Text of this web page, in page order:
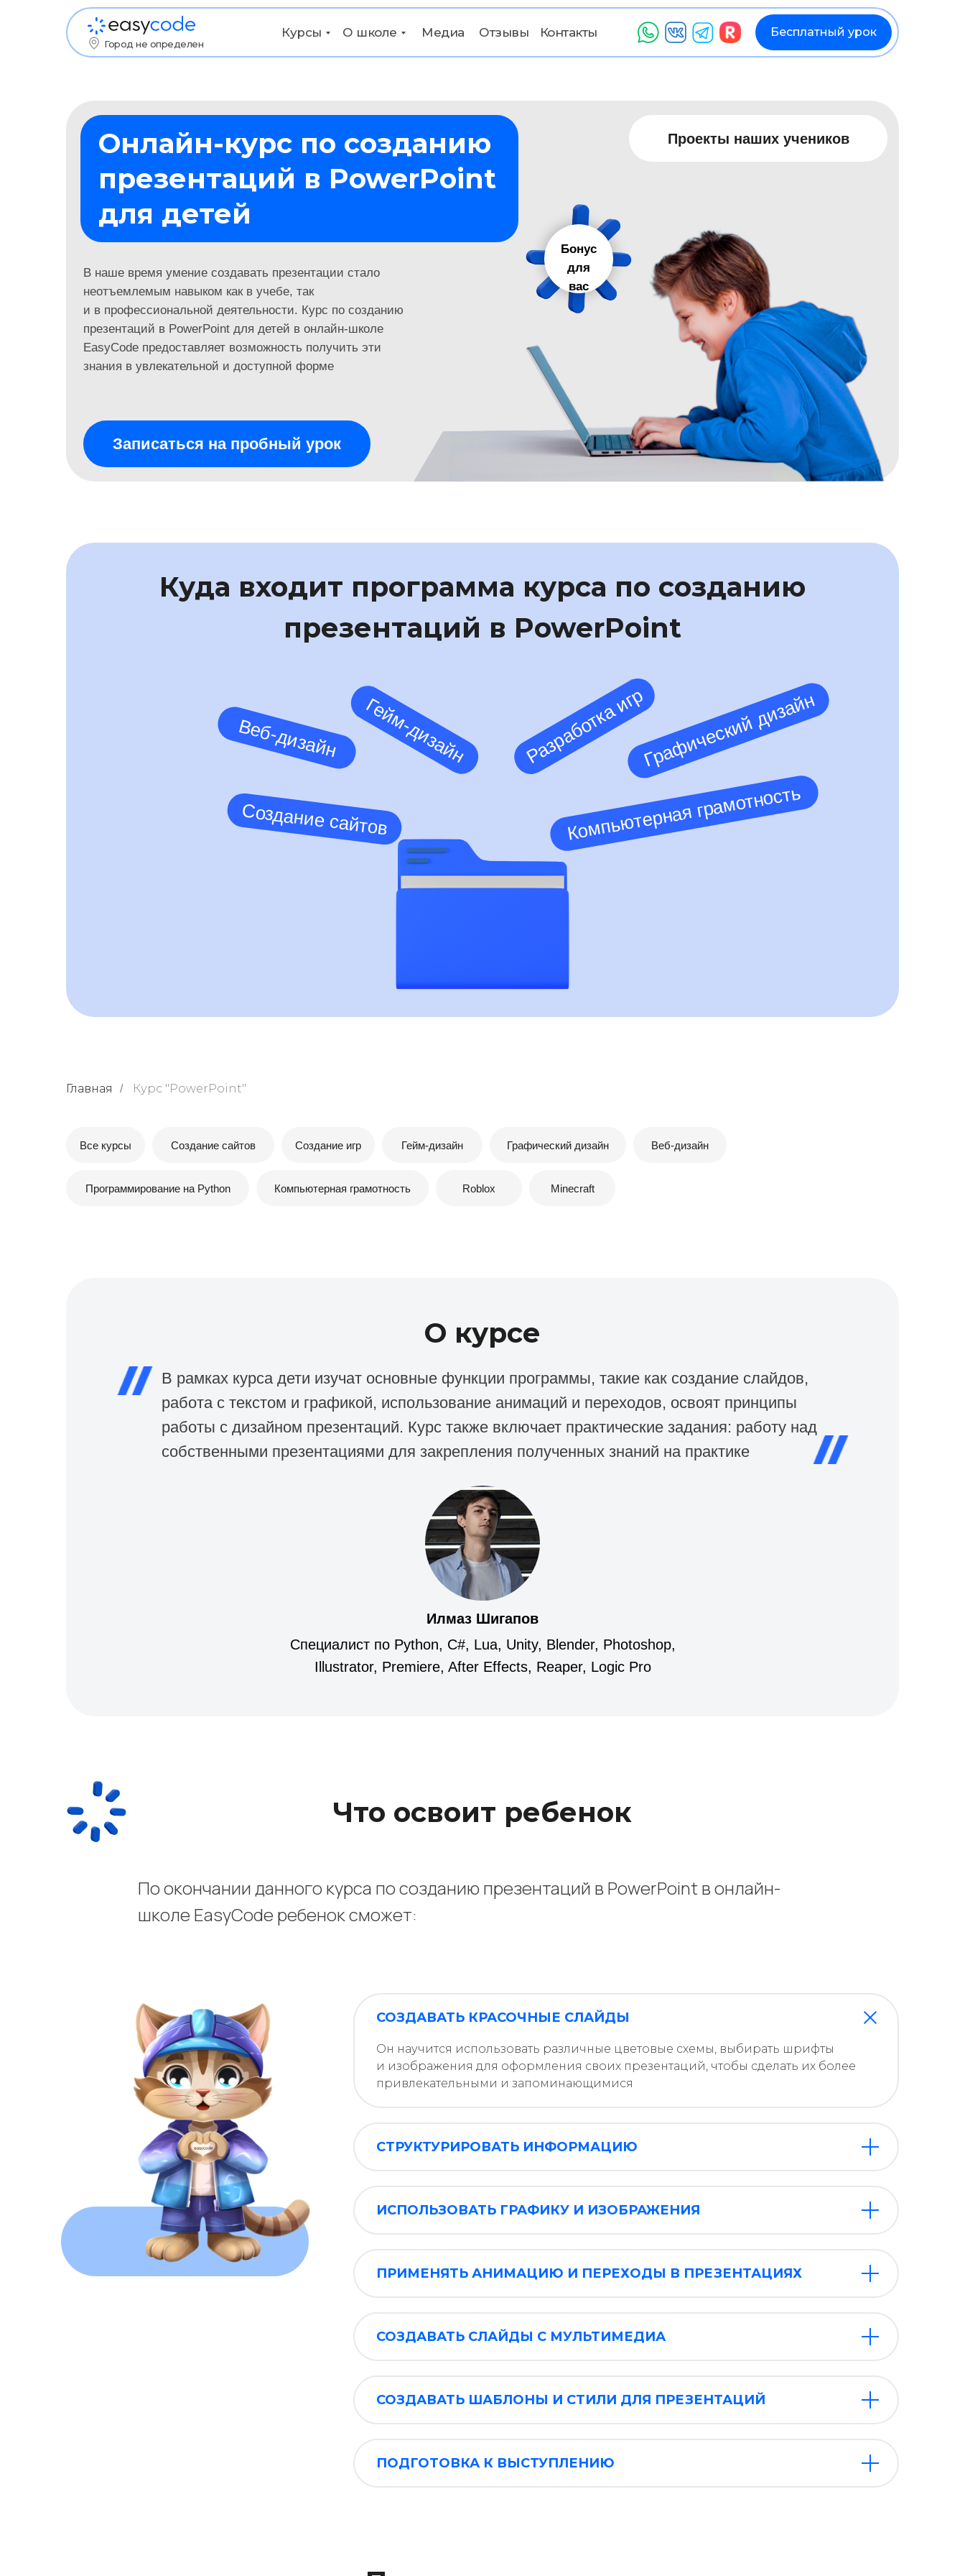
Курсы Контакты Бесплатный урок
О школе Медиа Отзывы
Город не определен
Проекты наших учеников
Записаться на пробный урок
В наше время умение создавать презентации стало
неотъемлемым навыком как в учебе, так
и в профессиональной деятельности. Курс по созданию
презентаций в PowerPoint для детей в онлайн-школе
EasyCode предоставляет возможность получить эти
знания в увлекательной и доступной форме
Онлайн-курс по созданию
презентаций в PowerPoint
для детей
Бонус
для
вас
Куда входит программа курса по созданию
презентаций в PowerPoint
Создание сайтов
Гейм-дизайн
Компьютерная грамотность
Разработка игр
Веб-дизайн Графический дизайн
Главная / Курс "PowerPoint"
Все курсы Создание сайтов Создание игр
Компьютерная грамотность Roblox
Программирование на Python
Графический дизайн Веб-дизайн
Гейм-дизайн
Minecraft
В рамках курса дети изучат основные функции программы, такие как создание слайдов,
работа с текстом и графикой, использование анимаций и переходов, освоят принципы
работы с дизайном презентаций. Курс также включает практические задания: работу над
собственными презентациями для закрепления полученных знаний на практике
Специалист по Python, C#, Lua, Unity, Blender, Photoshop,
Illustrator, Premiere, After Effects, Reaper, Logic Pro
Илмаз Шигапов
О курсе
Что освоит ребенок
По окончании данного курса по созданию презентаций в PowerPoint в онлайн-
школе EasyCode ребенок сможет:
СОЗДАВАТЬ КРАСОЧНЫЕ СЛАЙДЫ
Он научится использовать различные цветовые схемы, выбирать шрифты
и изображения для оформления своих презентаций, чтобы сделать их более
привлекательными и запоминающимися
СТРУКТУРИРОВАТЬ ИНФОРМАЦИЮ
ИСПОЛЬЗОВАТЬ ГРАФИКУ И ИЗОБРАЖЕНИЯ
ПРИМЕНЯТЬ АНИМАЦИЮ И ПЕРЕХОДЫ В ПРЕЗЕНТАЦИЯХ
СОЗДАВАТЬ СЛАЙДЫ С МУЛЬТИМЕДИА
СОЗДАВАТЬ ШАБЛОНЫ И СТИЛИ ДЛЯ ПРЕЗЕНТАЦИЙ
ПОДГОТОВКА К ВЫСТУПЛЕНИЮ
Пригласить друга